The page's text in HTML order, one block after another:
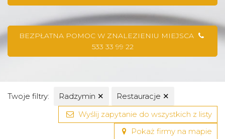
BEZPŁATNA POMOC W ZNALEZIENIU MIEJSCA
533 33 99 22
Twoje filtry: Radzymin ✕ Restauracje ✕
Wyślij zapytanie do wszystkich z listy
Pokaż firmy na mapie